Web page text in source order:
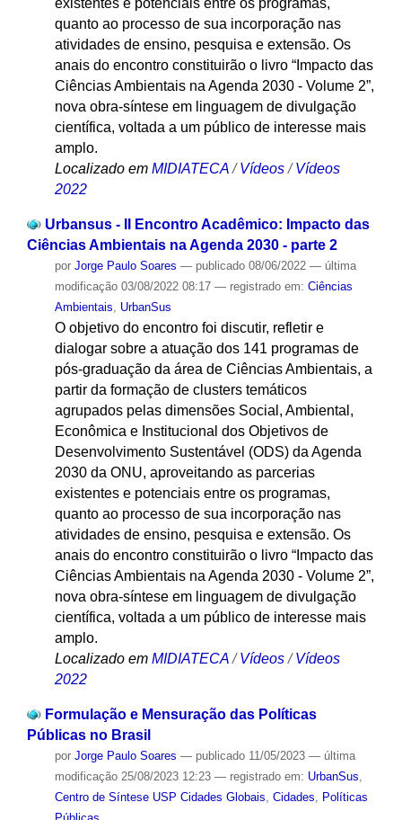
existentes e potenciais entre os programas,
quanto ao processo de sua incorporação nas
atividades de ensino, pesquisa e extensão. Os
anais do encontro constituirão o livro “Impacto das
Ciências Ambientais na Agenda 2030 - Volume 2”,
nova obra-síntese em linguagem de divulgação
científica, voltada a um público de interesse mais
amplo.
Localizado em MIDIATECA /Vídeos /Vídeos
2022
Urbansus - II Encontro Acadêmico: Impacto das
Ciências Ambientais na Agenda 2030 - parte 2
por Jorge Paulo Soares — publicado08/06/2022 — última
modificação03/08/2022 08:17 — registrado em: Ciências
Ambientais, UrbanSus
O objetivo do encontro foi discutir, refletir e
dialogar sobre a atuação dos 141 programas de
pós-graduação da área de Ciências Ambientais, a
partir da formação de clusters temáticos
agrupados pelas dimensões Social, Ambiental,
Econômica e Institucional dos Objetivos de
Desenvolvimento Sustentável (ODS) da Agenda
2030 da ONU, aproveitando as parcerias
existentes e potenciais entre os programas,
quanto ao processo de sua incorporação nas
atividades de ensino, pesquisa e extensão. Os
anais do encontro constituirão o livro “Impacto das
Ciências Ambientais na Agenda 2030 - Volume 2”,
nova obra-síntese em linguagem de divulgação
científica, voltada a um público de interesse mais
amplo.
Localizado em MIDIATECA /Vídeos /Vídeos
2022
Formulação e Mensuração das Políticas
Públicas no Brasil
por Jorge Paulo Soares — publicado11/05/2023 — última
modificação25/08/2023 12:23 — registrado em: UrbanSus
Centro de Síntese USP Cidades Globais Cidades
Políticas